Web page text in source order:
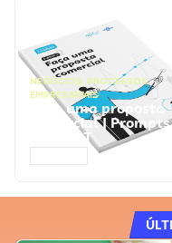
NEGÓCIOS, PROCESSOS
EMPRESARIAIS
Faça uma proposta
comercial | Prompts
ChatGPT